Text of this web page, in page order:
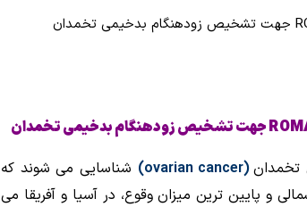
جهت تشخیص زودهنگام بدخیمی تخمدان
تخمدان(
ovarian cancer
) شناسایی می شوند که
و پایین ترین میزان وقوع، در آسیا و آفریقا می